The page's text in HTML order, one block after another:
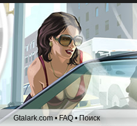
Gtalark.com •FAQ•Поиск